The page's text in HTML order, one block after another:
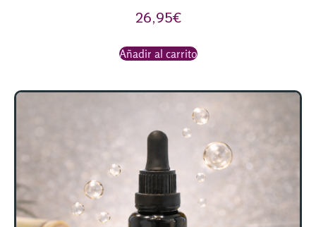
26,95€
Añadir al carrito